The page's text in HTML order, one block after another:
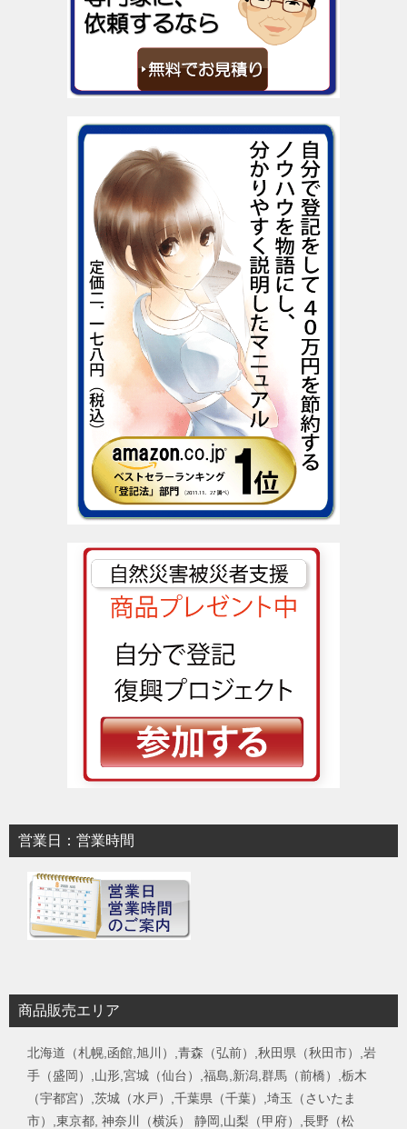
営業日：営業時間
商品販売エリア
北海道（札幌,函館,旭川）,青森（弘前）,秋田県（秋田市）,岩
手（盛岡）,山形,宮城（仙台）,福島,新潟,群馬（前橋）,栃木
（宇都宮）,茨城（水戸）,千葉県（千葉）,埼玉（さいたま
市）,東京都, 神奈川（横浜） 静岡,山梨（甲府）,長野（松